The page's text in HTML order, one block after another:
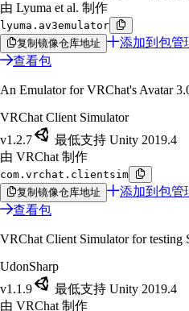
由 Lyuma et al. 制作
lyuma.av3emulator
复制镜像仓库地址
添加到包管
查看包
An Emulator for VRChat's Avatar
VRChat Client Simulator
v1.2.7
最低支持 Unity 2019.4
由 VRChat 制作
com.vrchat.clientsim
复制镜像仓库地址
添加到包管
查看包
VRChat Client Simulator for
UdonSharp
v1.1.9
最低支持 Unity 2019.4
由 VRChat 制作